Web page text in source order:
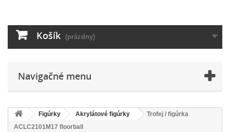
Košík (prázdny)
Navigačné menu
Figúrky Akrylátové figúrky
Trofej / figúrka
ACLC2101M17 floorball